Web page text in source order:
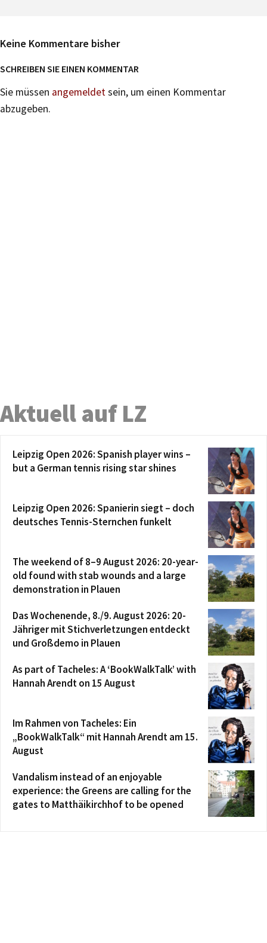
Keine Kommentare bisher
SCHREIBEN SIE EINEN KOMMENTAR
Sie müssen angemeldetsein, um einen Kommentar
abzugeben.
Aktuell auf LZ
Leipzig Open 2026: Spanish player wins –
but a German tennis rising star shines
Leipzig Open 2026: Spanierin siegt – doch
deutsches Tennis-Sternchen funkelt
The weekend of 8–9 August 2026: 20-year-
old found with stab wounds and a large
demonstration in Plauen
Das Wochenende, 8./9. August 2026: 20-
Jähriger mit Stichverletzungen entdeckt
und Großdemo in Plauen
As part of Tacheles: A ‘BookWalkTalk’ with
Hannah Arendt on 15 August
Im Rahmen von Tacheles: Ein
„BookWalkTalk“ mit Hannah Arendt am 15.
August
Vandalism instead of an enjoyable
experience: the Greens are calling for the
gates to Matthäikirchhof to be opened